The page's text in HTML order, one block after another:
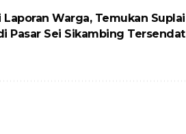
Warga, Temukan Suplai
Pasar Sei Sikambing Tersendat